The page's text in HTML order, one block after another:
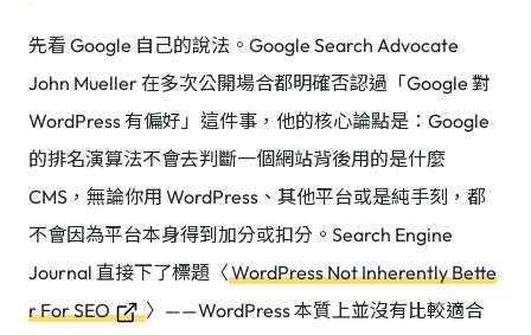
先看 Google 自己的說法。Google Search Advocate
John Mueller 在多次公開場合都明確否認過「Google 對
WordPress 有偏好」這件事，他的核心論點是：Google
的排名演算法不會去判斷一個網站背後用的是什麼
CMS，無論你用 WordPress、其他平台或是純手刻，都
不會因為平台本身得到加分或扣分。Search Engine
Journal 直接下了標題〈WordPress Not Inherently Bette
r For SEO
〉——WordPress 本質上並沒有比較適合